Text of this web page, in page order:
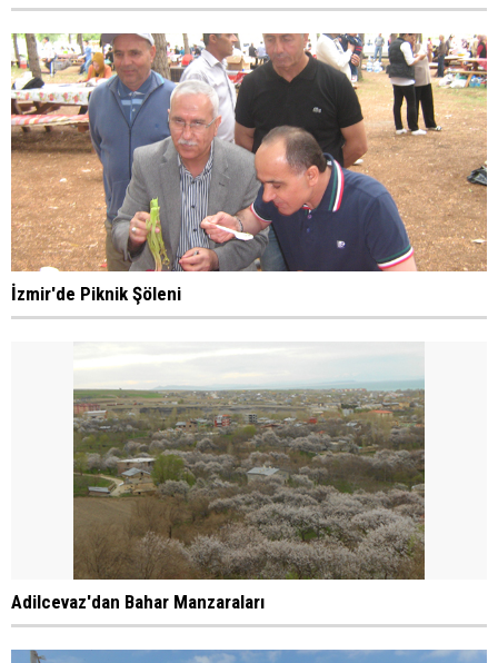
İzmir'de Piknik Şöleni
Adilcevaz'dan Bahar Manzaraları